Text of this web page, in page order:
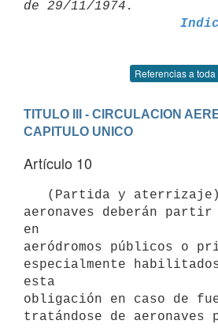
Referencias a
TITULO III - CIRCULACION
CAPITULO UNICO
Artículo 10
aeronaves deberán
en
aeródromos públicos o
especialmente
esta
obligación en caso de
tratándose de aeronaves